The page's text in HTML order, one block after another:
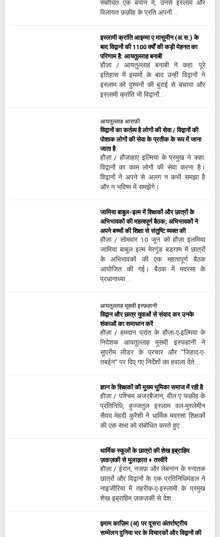
संबोधित एक बयान में, उनसे इस्लाम और
विलायत फ़क़ीह के प्रति अपनी…
इस्लामी क्रांति आइम्मा ए मासूमीन (अ.स.) के
बाद विद्वानों की 1100 वर्षों की कड़ी मेहनत का
परिणाम है: आयतुल्लाह बनाबी
हौज़ा / आयतुल्लाह बनाबी ने कहा: पूरे
इतिहास में इमामों के बाद उन्हीं विद्वानों ने
इस्लाम को दुश्मनों की बुराई से बचाया और
इस्लामी क्रांति भी विद्वानों…
आयतुल्लाह आराफ़ी:
विद्वानों का कर्तव्य है लोगों की सेवा / विद्वानों की
पोशाक लोगों की सेवा के प्रतीक के रूप में जाना
जाता है
हौज़ा / हौज़ाहाए इल्मिया के प्रमुख ने कहा:
विद्वानों का काम लोगों की सेवा करना है।
विद्वानों ने अपने से अलग न कभी समझा है
और न भविष्य में समझेंगे।
जामिया बाबुल-इल्म में शिक्षकों और छात्रों के
अभिभावकों की महत्वपूर्ण बैठक; अभिभावकों ने
अपने बच्चों की शिक्षा से संतुष्टि व्यक्त की
हौज़ा / सोमवार 10 जून को हौज़ा इलमिया
जामिया बाबुल इल्म मेरगुंड बडगाम में छात्रों
के अभिभावकों की एक महत्वपूर्ण बैठक
आयोजित की गई। बैठक में मदरसा के
प्रधानाध्या…
आयतुल्लाह मूसवी इस्फ़हानी:
विद्वान और छात्र युवाओं से संवाद कर उनके
शंकाओं का समाधान करें
हौज़ा / हमदान प्रांत के हौज़ा-ए-इल्मिया के
निदेशक आयतुल्लाह मूसवी इस्फहानी ने
सुप्रीम लीडर के प्रचार और "जिहाद-ए-
तबईन" पर दिए गए निर्देशों का हवाला देते…
ज्ञान के शिक्षकों की मुख्य भूमिका समाज में रही है
हौज़ा / पश्चिम अजरबैजान, वील ए फक़ीह के
प्रतिनिधि, हुज्जतुल इस्लाम वल-मुस्लेमीन
सैयद मेहदी कुरैशी ने धार्मिक मदरसा शिक्षकों
की एक सभा को संबोधित करते हुए…
धार्मिक स्कूलों के छात्रो की शेख इब्राहिम
ज़कज़की से मुलाक़ात + तस्वीरें
हौज़ा / ईरान, नजफ़ और लेबनान के स्नातक
छात्रों और विद्वानों के एक प्रतिनिधिमंडल ने
नाइजीरिया में तहरीक-ए-इस्लामी के प्रमुख
शेख इब्राहिम ज़कज़की से देश…
इमाम काज़िम (अ) पर दूसरा अंतर्राष्ट्रीय
सम्मेलन दुनिया भर के विचारकों और विद्वानों की